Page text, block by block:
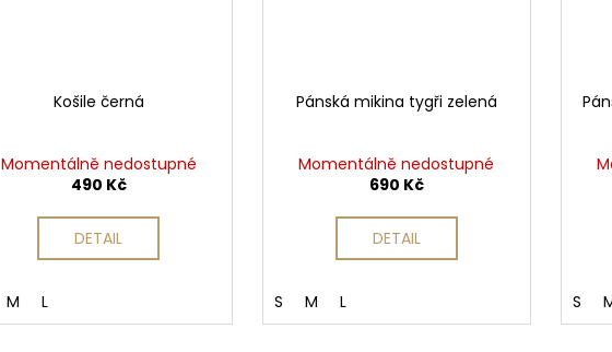
Košile černá
Momentálně nedostupné
490 Kč
DETAIL
M L
Pánská mikina tygři zelená
Momentálně nedostupné
690 Kč
DETAIL
S M L S